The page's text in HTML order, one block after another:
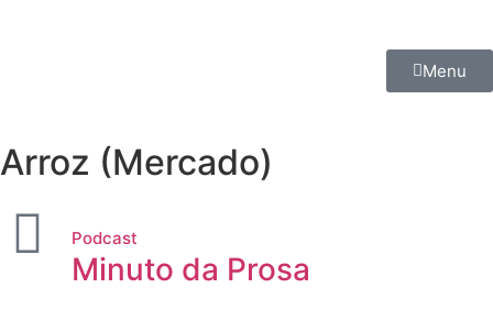
Menu
Arroz (Mercado)
Podcast
Minuto da Prosa